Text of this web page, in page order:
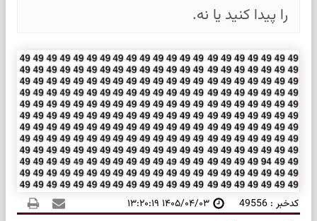
را پیدا کنید یا نه.
کدخبر : 49556 ۱۴۰۵/۰۴/۰۳ ۱۳:۲۰:۱۹